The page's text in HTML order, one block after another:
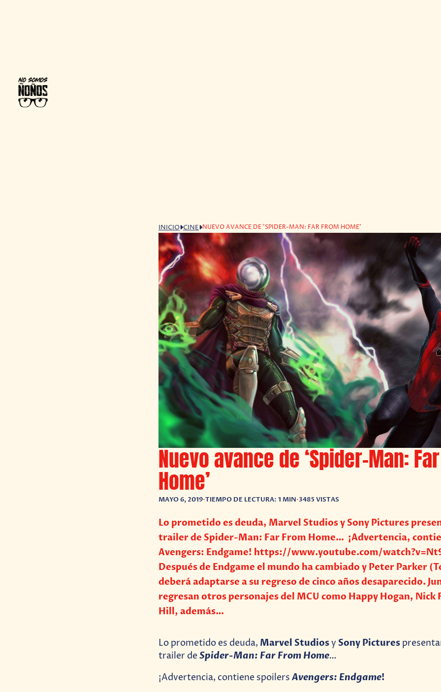
INICIO CINE NUEVO AVANCE DE 'SPIDER-MAN: FAR FROM HOME'
Nuevo avance de ‘Spider-Man:
Home’
MAYO 6, 2019•TIEMPO DE LECTURA: 1 MIN•3485 VISTAS
Lo prometido es deuda, Marvel Studios y Sony Pictures
trailer de Spider-Man: Far From Home… ¡Advertencia,
Avengers: Endgame! https://www.youtube.com/
Después de Endgame el mundo ha cambiado y Peter Parker
deberá adaptarse a su regreso de cinco años desaparecido.
regresan otros personajes del MCU como Happy Hogan, Nick
Hill, además…
Lo prometido es deuda, Marvel Studiosy Sony Pictures
trailer deSpider-Man: Far From Home…
¡Advertencia, contiene spoilers Avengers: Endgame!